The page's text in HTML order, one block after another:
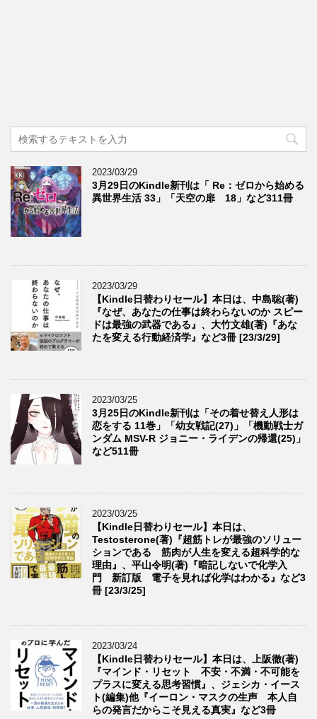
2023/03/29
3月29日のKindle新刊は「 Re：ゼロから始める
異世界生活 33」「天空の扉 18」など311冊
2023/03/29
【Kindle日替わりセール】本日は、中島聡(著)
『なぜ、あなたの仕事は終わらないのか スピー
ドは最強の武器である』、大竹文雄(著)『あな
たを変える行動経済学』など3冊 [23/3/29]
2023/03/25
3月25日のKindle新刊は「その着せ替え人形は
恋をする 11巻」「幼女戦記(27)」「機動戦士ガ
ンダム MSV-R ジョニー・ライデンの帰還(25)」
など511冊
2023/03/25
【Kindle日替わりセール】本日は、
Testosterone(著)『超筋トレが最強のソリュー
ションである 筋肉が人生を変える超科学的な
理由』、平山令明(著)『暗記しないで化学入
門 新訂版 電子を見れば化学はわかる』など3
冊 [23/3/25]
2023/03/24
【Kindle日替わりセール】本日は、上阪徹(著)
『マインド・リセット 不安・不満・不可能を
プラスに変える思考習慣』、ジェシカ・イース
ト(編集)他『イーロン・マスクの生声 本人自
らの発言だからこそ見える真実』など3冊